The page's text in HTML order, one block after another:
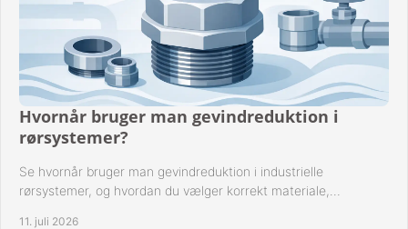
Hvornår bruger man gevindreduktion i
rørsystemer?
Se hvornår bruger man gevindreduktion i industrielle
rørsystemer, og hvordan du vælger korrekt materiale,
11. juli 2026